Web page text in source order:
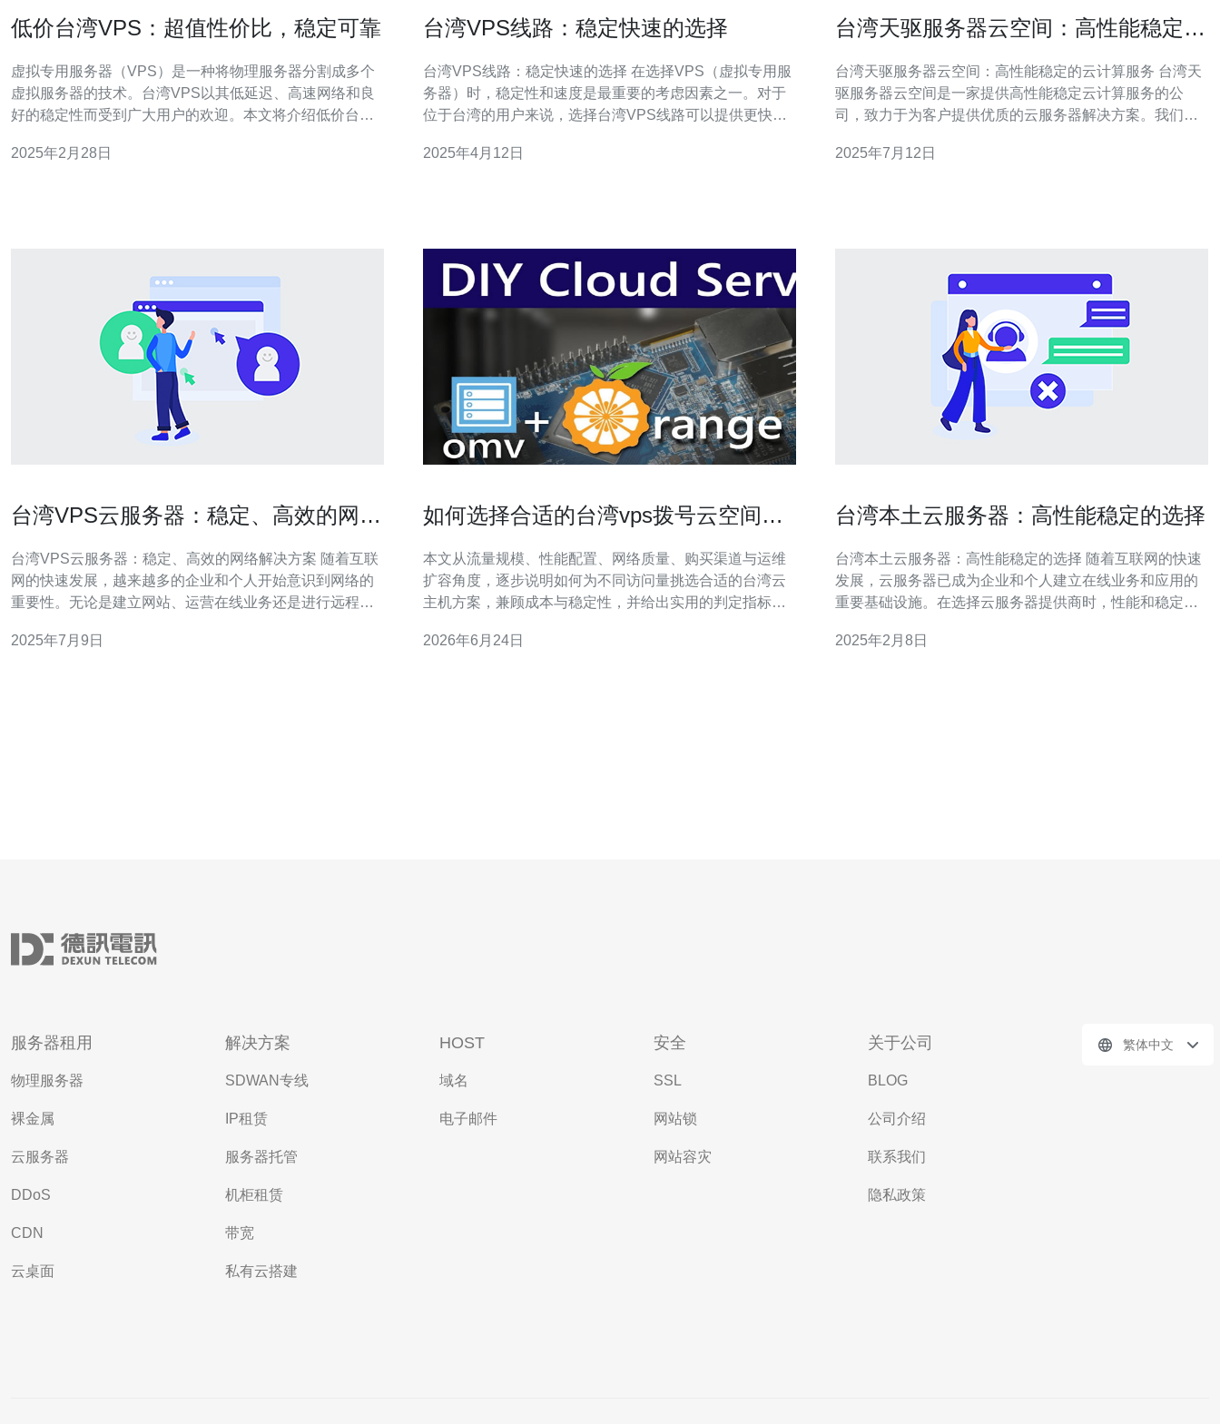
低价台湾VPS：超值性价比，稳定可靠
虚拟专用服务器（VPS）是一种将物理服务器分割成多个
虚拟服务器的技术。台湾VPS以其低延迟、高速网络和良
好的稳定性而受到广大用户的欢迎。本文将介绍低价台湾
价台湾VPS提供了令人难以置信的性价比。相比于传统的
2025年2月28日
台湾VPS线路：稳定快速的选择
台湾VPS线路：稳定快速的选择 在选择VPS（虚拟专用服
务器）时，稳定性和速度是最重要的考虑因素之一。对于
位于台湾的用户来说，选择台湾VPS线路可以提供更快速
如何选择适合自己的VPS提供商。 台湾作为一个互联网发
2025年4月12日
台湾天驱服务器云空间：高性能稳定的
台湾天驱服务器云空间：高性能稳定的云计算服务 台湾天
驱服务器云空间是一家提供高性能稳定云计算服务的公
司，致力于为客户提供优质的云服务器解决方案。我们拥
的云计算服务。 我们的云空间拥有以下优势： 高性能：我
2025年7月12日
台湾VPS云服务器：稳定、高效的网络
台湾VPS云服务器：稳定、高效的网络解决方案 随着互联
网的快速发展，越来越多的企业和个人开始意识到网络的
重要性。无论是建立网站、运营在线业务还是进行远程办
VPS云服务器正是一种能够满足这些需求的理想选择。 台
2025年7月9日
如何选择合适的台湾vps拨号云空间满
本文从流量规模、性能配置、网络质量、购买渠道与运维
扩容角度，逐步说明如何为不同访问量挑选合适的台湾云
主机方案，兼顾成本与稳定性，并给出实用的判定指标和
少？不同流量对应哪些基础配置？ 首先量化流量：日活、
2026年6月24日
台湾本土云服务器：高性能稳定的选择
台湾本土云服务器：高性能稳定的选择 随着互联网的快速
发展，云服务器已成为企业和个人建立在线业务和应用的
重要基础设施。在选择云服务器提供商时，性能和稳定性
能和稳定性成为用户的优选。 台湾本土云服务器拥有以下
2025年2月8日
服务器租用
物理服务器
裸金属
云服务器
DDoS
CDN
云桌面
解决方案
SDWAN专线
IP租赁
服务器托管
机柜租赁
带宽
私有云搭建
HOST
域名
电子邮件
安全
SSL
网站锁
网站容灾
关于公司
BLOG
公司介绍
联系我们
隐私政策
繁体中文